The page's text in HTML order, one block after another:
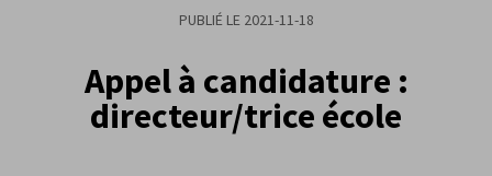
PUBLIÉ LE 2021-11-18
Appel à candidature :
directeur/trice école